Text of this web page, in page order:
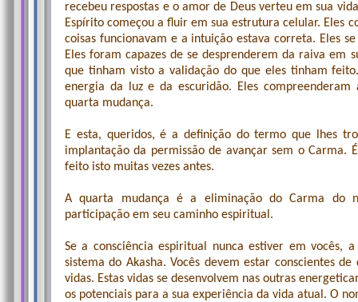
recebeu respostas e o amor de Deus verteu em sua
Espírito começou a fluir em sua estrutura celular. Eles
coisas funcionavam e a intuição estava correta. Eles
Eles foram capazes de se desprenderem da raiva em
que tinham visto a validação do que eles tinham
energia da luz e da escuridão. Eles
quarta mudança.
E esta, queridos, é a definição do termo que lhes
implantação da permissão de avançar sem o Carma.
feito isto muitas vezes antes.
A quarta mudança é a eliminação do Carma do
participação em seu caminho espiritual.
Se a consciência espiritual nunca estiver em vocês,
sistema do Akasha. Vocês devem estar conscientes
vidas. Estas vidas se desenvolvem nas outras
os potenciais para a sua experiência da vida atual. O